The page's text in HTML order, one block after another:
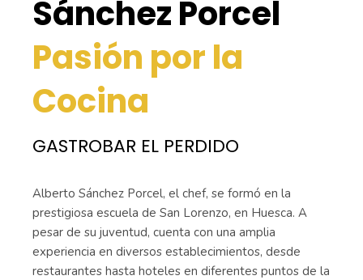
Sánchez Porcel
Pasión por la
Cocina
GASTROBAR EL PERDIDO
Alberto Sánchez Porcel, el chef, se formó en la
prestigiosa escuela de San Lorenzo, en Huesca. A
pesar de su juventud, cuenta con una amplia
experiencia en diversos establecimientos, desde
restaurantes hasta hoteles en diferentes puntos de la